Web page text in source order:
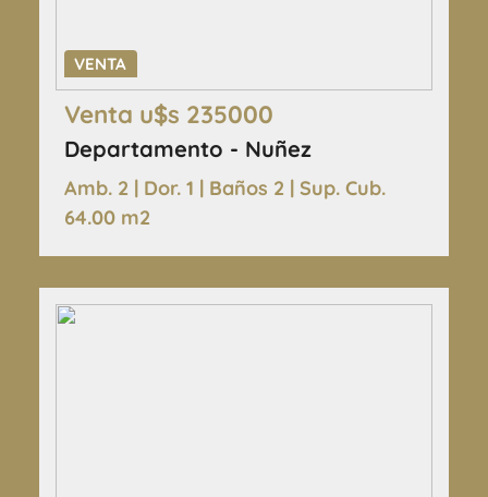
VENTA
Venta u$s 235000
Departamento - Nuñez
Amb. 2 | Dor. 1 | Baños 2 | Sup. Cub.
64.00 m2